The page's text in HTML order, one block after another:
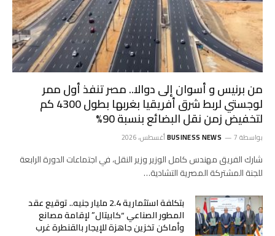
من برنيس و أسوان إلى دوالا.. مصر تنفذ أول ممر
لوجستي لربط شرق أفريقيا بغربها بطول 4300 كم
لتخفيض زمن نقل البضائع بنسبة 90%
بواسطة BUSINESS NEWS 7 أغسطس، 2026
شارك الفريق مهندس كامل الوزير وزير النقل، في اجتماعات الدورة الرابعة
للجنة المشتركة المصرية التشادية…
بتكلفة استثمارية 2.4 مليار جنيه.. توقيع عقد
المطور الصناعي “كابيتال” لإقامة مصانع
وأماكن تخزين جاهزة للإيجار بالقنطرة غرب